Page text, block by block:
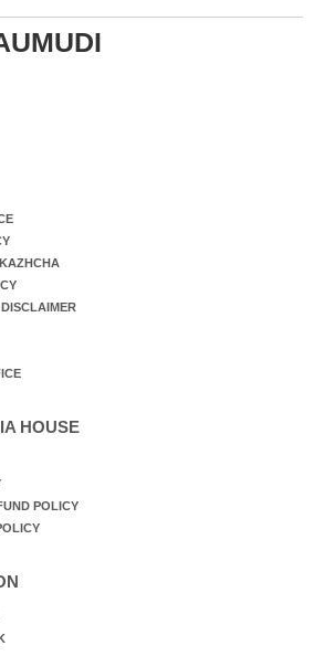
വീട്ടുസാധനങ്ങളുമായി
വെള്ളത്തിലൂടെ
HOUSE
POLICY